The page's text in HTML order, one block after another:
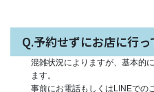
Q.予約せずにお店に行っ
混雑状況によりますが、基本的
ます。
事前にお電話もしくはLINEでの